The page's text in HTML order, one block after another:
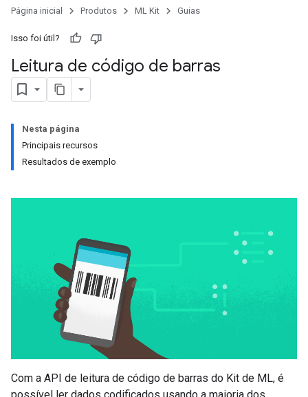
Página inicial Produtos ML Kit Guias
Isso foi útil?
Leitura de código de barras
Nesta página
Principais recursos
Resultados de exemplo
Com a API de leitura de código de barras do Kit de ML, é
possível ler dados codificados usando a maioria dos